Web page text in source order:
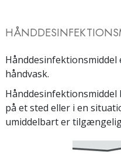
håndvask.
på et sted eller i en
umiddelbart er